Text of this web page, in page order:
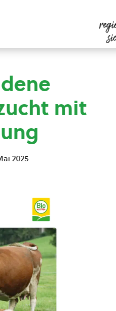
mit
2025